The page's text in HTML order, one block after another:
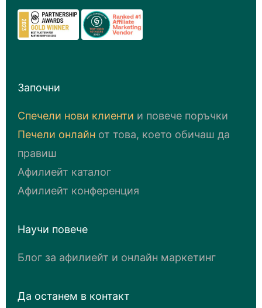
Започни
Спечели нови клиенти и повече поръчки
Печели онлайн от това, което обичаш да
правиш
Афилиейт каталог
Афилиейт конференция
Научи повече
Блог за афилиейт и онлайн маркетинг
Да останем в контакт